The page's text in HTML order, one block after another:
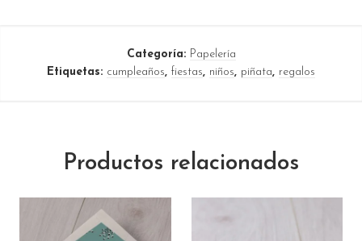
Categoría: Papelería
Etiquetas: cumpleaños, fiestas, niños, piñata, regalos
Productos relacionados